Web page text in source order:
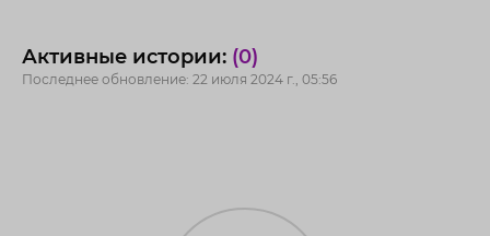
Активные истории: (0)
Последнее обновление: 22 июля 2024 г., 05:56